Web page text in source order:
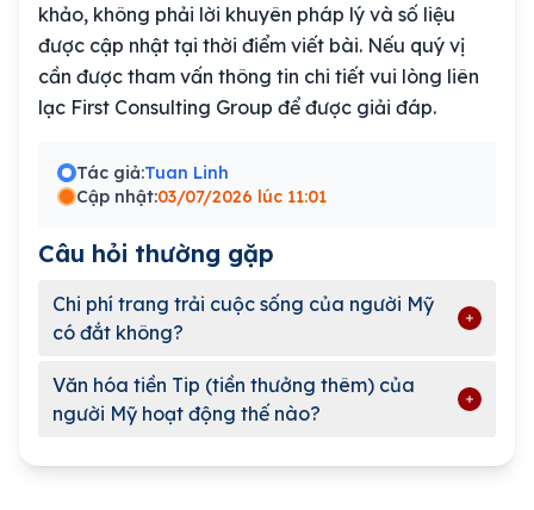
khảo, không phải lời khuyên pháp lý và số liệu
được cập nhật tại thời điểm viết bài. Nếu quý vị
cần được tham vấn thông tin chi tiết vui lòng liên
lạc First Consulting Group để được giải đáp.
Tác giả:Tuan Linh
Cập nhật:03/07/2026 lúc 11:01
Câu hỏi thường gặp
Chi phí trang trải cuộc sống của người Mỹ
có đắt không?
Văn hóa tiền Tip (tiền thưởng thêm) của
người Mỹ hoạt động thế nào?